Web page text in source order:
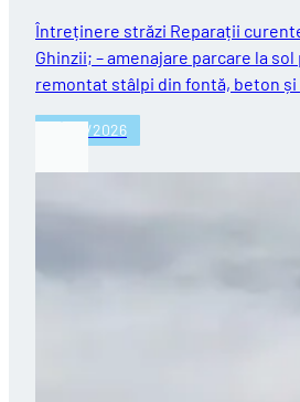
Întreținere străzi Reparații
Ghinzii; – amenajare parcare la
remontat stâlpi din fontă, beton și
27/07/2026